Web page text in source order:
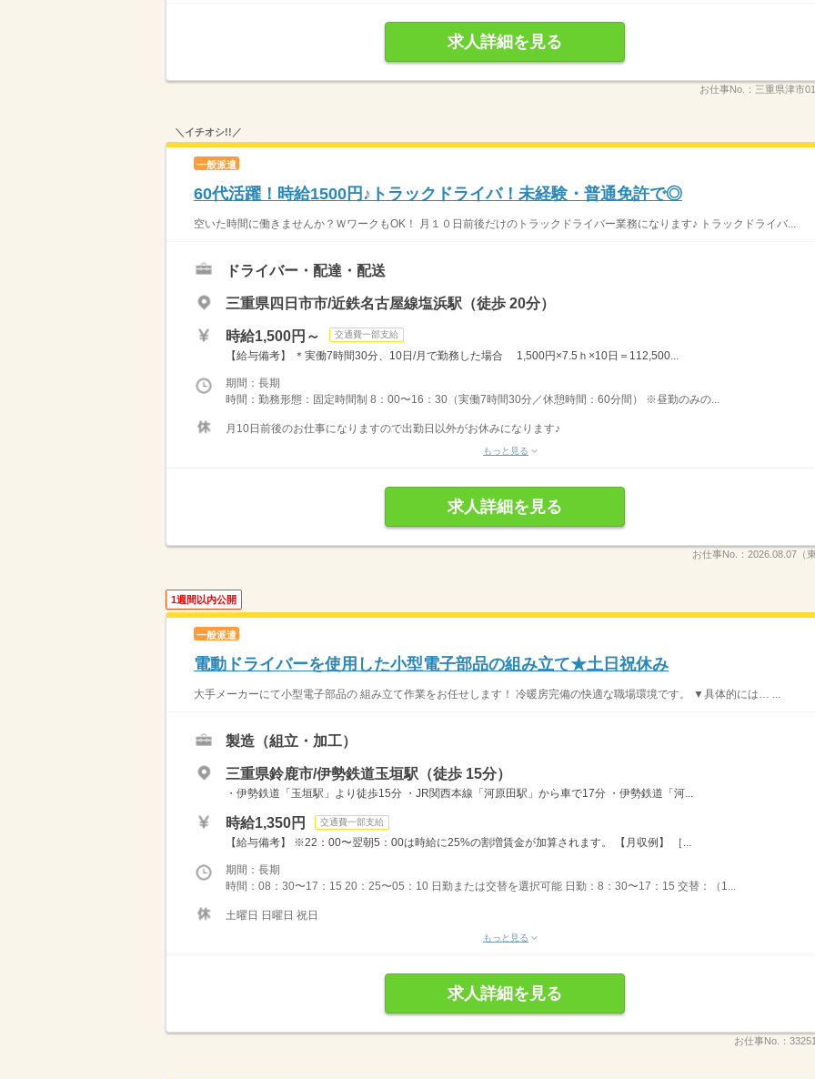
求人詳細を見る
お仕事No.： 三重県津市
＼イチオシ!!／
一般派遣
60代活躍！時給1500円♪トラックドライバ！未経験・普通免許で◎
空いた時間に働きませんか？ＷワークもOK！ 月１０日前後だけのトラックドライバー業務になります♪ トラックドライバ...
ドライバー・配達・配送
三重県四日市市/近鉄名古屋線塩浜駅（徒歩 20分）
時給1,500円～ 交通費一部支給
【給与備考】 ＊実働7時間30分、10日/月で勤務した場合 1,500円×7.5ｈ×10日＝112,500...
期間：長期
時間：勤務形態：固定時間制 8：00〜16：30（実働7時間30分／休憩時間：60分間） ※昼勤のみの...
月10日前後のお仕事になりますので出勤日以外がお休みになります♪
もっと見る
求人詳細を見る
お仕事No.： 2026.08.07（
1週間以内公開
一般派遣
電動ドライバーを使用した小型電子部品の組み立て★土日祝休み
大手メーカーにて小型電子部品の 組み立て作業をお任せします！ 冷暖房完備の快適な職場環境です。 ▼具体的には… ...
製造（組立・加工）
三重県鈴鹿市/伊勢鉄道玉垣駅（徒歩 15分）
・伊勢鉄道「玉垣駅」より徒歩15分 ・JR関西本線「河原田駅」から車で17分 ・伊勢鉄道「河...
時給1,350円 交通費一部支給
【給与備考】 ※22：00〜翌朝5：00は時給に25%の割増賃金が加算されます。 【月収例】 ［...
期間：長期
時間：08：30〜17：15 20：25〜05：10 日勤または交替を選択可能 日勤：8：30〜17：15 交替：（1...
土曜日 日曜日 祝日
もっと見る
求人詳細を見る
お仕事No.：